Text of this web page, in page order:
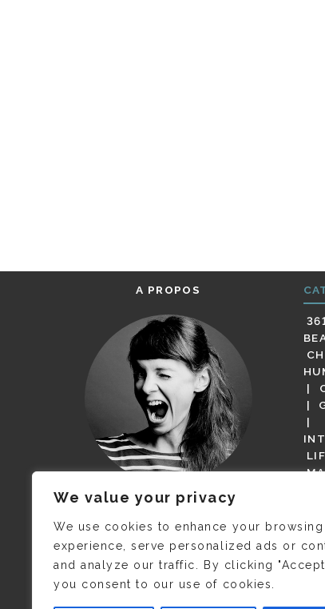
We value your privacy
We use cookies to enhance your browsing
experience, serve personalized ads or
and analyze our traffic. By clicking "Accept
you consent to our use of cookies.
A PROPOS
JE M’APPELLE DELPHINE MAIS
C’EST ©CAMILLE COLLIN QUI A
PRIS CETTE PHOTO !